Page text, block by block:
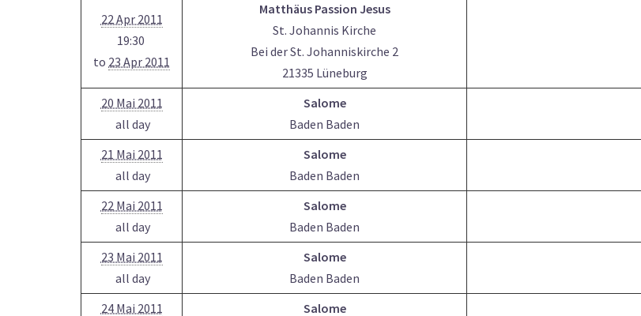
22 Apr 2011
19:30
to 23 Apr 2011
Matthäus Passion Jesus
St. Johannis Kirche
Bei der St. Johanniskirche 2
21335 Lüneburg
20 Mai 2011
all day
Salome
Baden Baden
21 Mai 2011
all day
Salome
Baden Baden
22 Mai 2011
all day
Salome
Baden Baden
23 Mai 2011
all day
Salome
Baden Baden
24 Mai 2011
Salome